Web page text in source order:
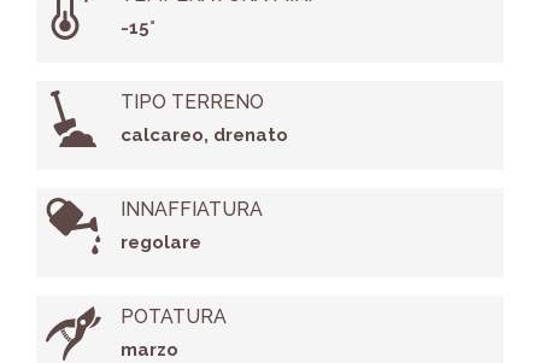
-15°
TIPO TERRENO
calcareo, drenato
INNAFFIATURA
regolare
POTATURA
marzo